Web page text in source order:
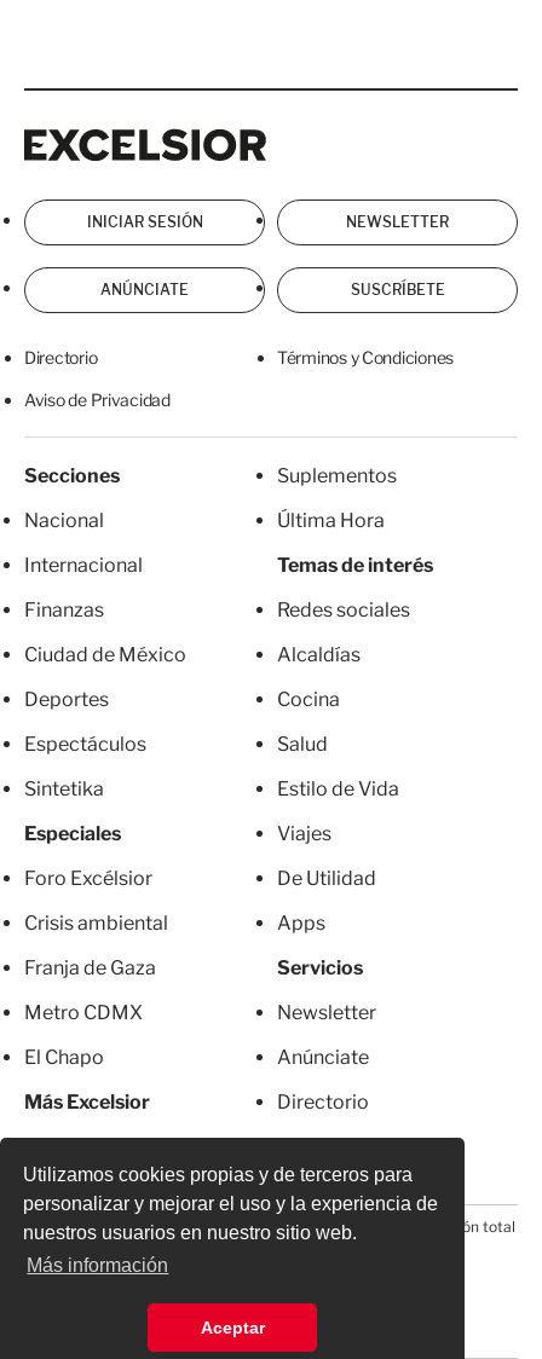
Utilizamos cookies propias y de terceros para
personalizar y mejorar el uso y la experiencia de
nuestros usuarios en nuestro sitio web.
Más información
Aceptar
INICIAR SESIÓN NEWSLETTER
ANÚNCIATE SUSCRÍBETE
Directorio Términos y Condiciones
Aviso de Privacidad
Secciones
Nacional
Internacional
Finanzas
Ciudad de México
Deportes
Espectáculos
Sintetika
Especiales
Foro Excélsior
Crisis ambiental
Franja de Gaza
Metro CDMX
El Chapo
Más Excelsior
Suplementos
Última Hora
Temas de interés
Redes sociales
Alcaldías
Cocina
Salud
Estilo de Vida
Viajes
De Utilidad
Apps
Servicios
Newsletter
Anúnciate
Directorio
© 2026 Todos los derechos reservados. Prohibida la reproducción total
o parcial, incluyendo cualquier medio electrónico*